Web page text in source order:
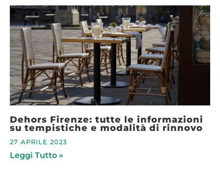
Dehors Firenze: tutte le informazioni
su tempistiche e modalità di rinnovo
27 APRILE 2023
Leggi Tutto »